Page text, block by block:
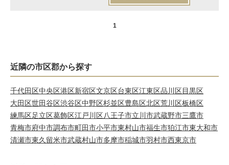
1
近隣の市区郡から探す
千代田区中央区港区新宿区文京区台東区江東区品川区目黒区
大田区世田谷区渋谷区中野区杉並区豊島区北区荒川区板橋区
練馬区足立区葛飾区江戸川区八王子市立川市武蔵野市三鷹市
青梅市府中市調布市町田市小平市東村山市福生市狛江市東大和市
清瀬市東久留米市武蔵村山市多摩市稲城市羽村市西東京市